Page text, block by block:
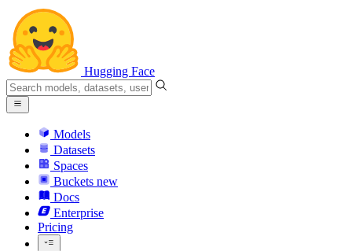
Hugging Face
Models
Datasets
Spaces
Buckets new
Docs
Enterprise
Pricing